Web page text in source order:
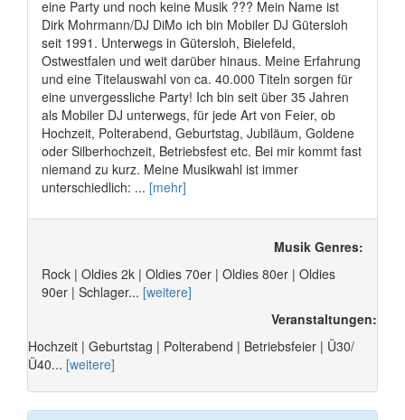
eine Party und noch keine Musik ??? Mein Name ist
Dirk Mohrmann/DJ DiMo ich bin Mobiler DJ Gütersloh
seit 1991. Unterwegs in Gütersloh, Bielefeld,
Ostwestfalen und weit darüber hinaus. Meine Erfahrung
und eine Titelauswahl von ca. 40.000 Titeln sorgen für
eine unvergessliche Party! Ich bin seit über 35 Jahren
als Mobiler DJ unterwegs, für jede Art von Feier, ob
Hochzeit, Polterabend, Geburtstag, Jubiläum, Goldene
oder Silberhochzeit, Betriebsfest etc. Bei mir kommt fast
niemand zu kurz. Meine Musikwahl ist immer
unterschiedlich: ... [mehr]
Musik Genres:
Rock | Oldies 2k | Oldies 70er | Oldies 80er | Oldies
90er | Schlager... [weitere]
Veranstaltungen:
Hochzeit | Geburtstag | Polterabend | Betriebsfeier | Ü30/
Ü40... [weitere]